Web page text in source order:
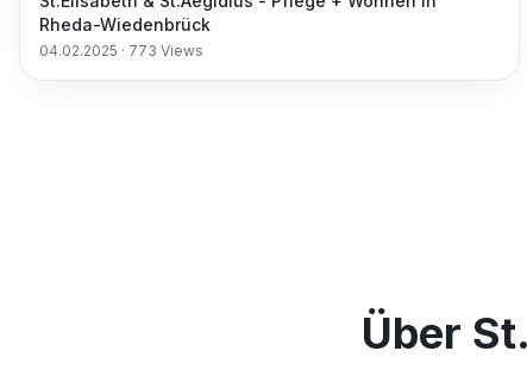
Rheda-Wiedenbrück
04.02.2025 · 773 Views
Über